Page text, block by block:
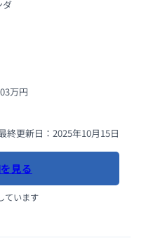
ダ
万円
終更新日：2025年10月15日
見る
ています